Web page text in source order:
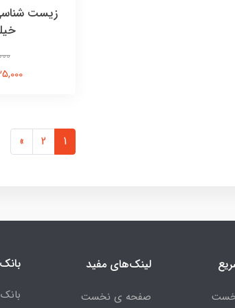
زیست
425,000
1
2
»
لینک‌های مفید
صفحه ی نخست